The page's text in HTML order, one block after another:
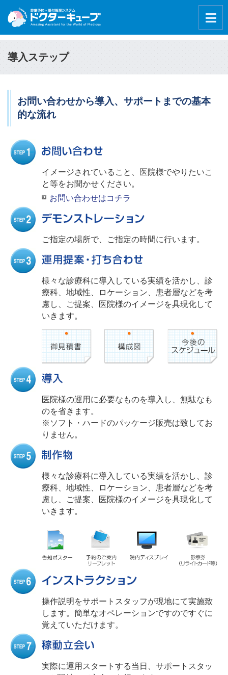
導入ステップ
お問い合わせから導入、サポートまでの基本
的な流れ
イメージされていること、医院様でやりたいこ
と等をお聞かせください。
お問い合わせはコチラ
ご指定の場所で、ご指定の時間に行います。
様々な診療科に導入している実績を活かし、診
療科、地域性、ロケーション、患者層などを考
慮し、ご提案、医院様のイメージを具現化して
いきます。
医院様の運用に必要なものを導入し、無駄なも
のを省きます。
※ソフト・ハードのパッケージ販売は致してお
りません。
様々な診療科に導入している実績を活かし、診
療科、地域性、ロケーション、患者層などを考
慮し、ご提案、医院様のイメージを具現化して
いきます。
操作説明をサポートスタッフが現地にて実施致
します。簡単なオペレーションですのですぐに
覚えていただけます。
実際に運用スタートする当日、サポートスタッ